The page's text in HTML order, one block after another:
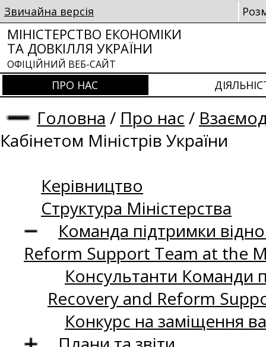
Звичайна версія
МІНІСТЕРСТВО ЕКОНОМІКИ
ТА ДОВКІЛЛЯ УКРАЇНИ
ОФІЦІЙНИЙ ВЕБ-САЙТ
ПРО НАС
Головна / Про нас /
Кабінетом Міністрів України
Керівництво
Структура Міністерства
Команда підтримки
Reform Support Team at the
Консультанти Команди
Recovery and Reform
Конкурс на заміщення